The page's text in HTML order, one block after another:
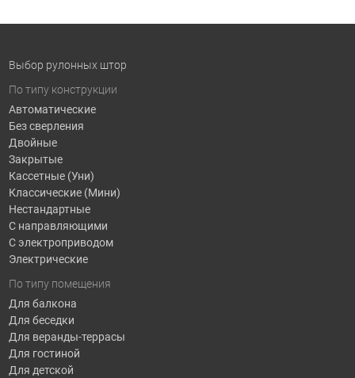
Выбор рулонных штор
По типу конструкции
Автоматические
Без сверления
Двойные
Закрытые
Кассетные (Уни)
Классические (Мини)
Нестандартные
С направляющими
С электроприводом
Электрические
По типу помещения
Для балкона
Для беседки
Для веранды-террасы
Для гостиной
Для детской